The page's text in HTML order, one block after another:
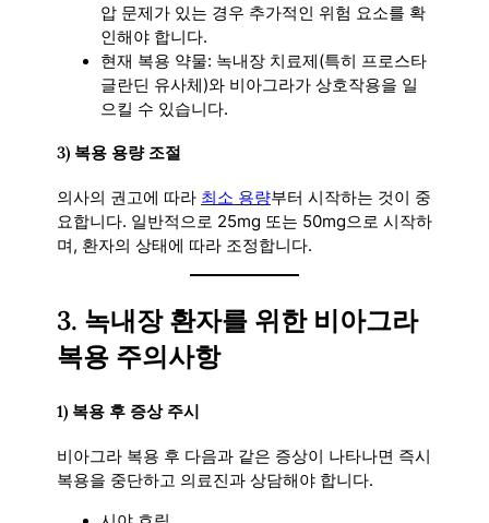
압 문제가 있는 경우 추가적인 위험 요소를 확
인해야 합니다.
현재 복용 약물: 녹내장 치료제(특히 프로스타
글란딘 유사체)와 비아그라가 상호작용을 일
으킬 수 있습니다.
3) 복용 용량 조절
의사의 권고에 따라 최소 용량부터 시작하는 것이 중
요합니다. 일반적으로 25mg 또는 50mg으로 시작하
며, 환자의 상태에 따라 조정합니다.
3. 녹내장 환자를 위한 비아그라
복용 주의사항
1) 복용 후 증상 주시
비아그라 복용 후 다음과 같은 증상이 나타나면 즉시
복용을 중단하고 의료진과 상담해야 합니다.